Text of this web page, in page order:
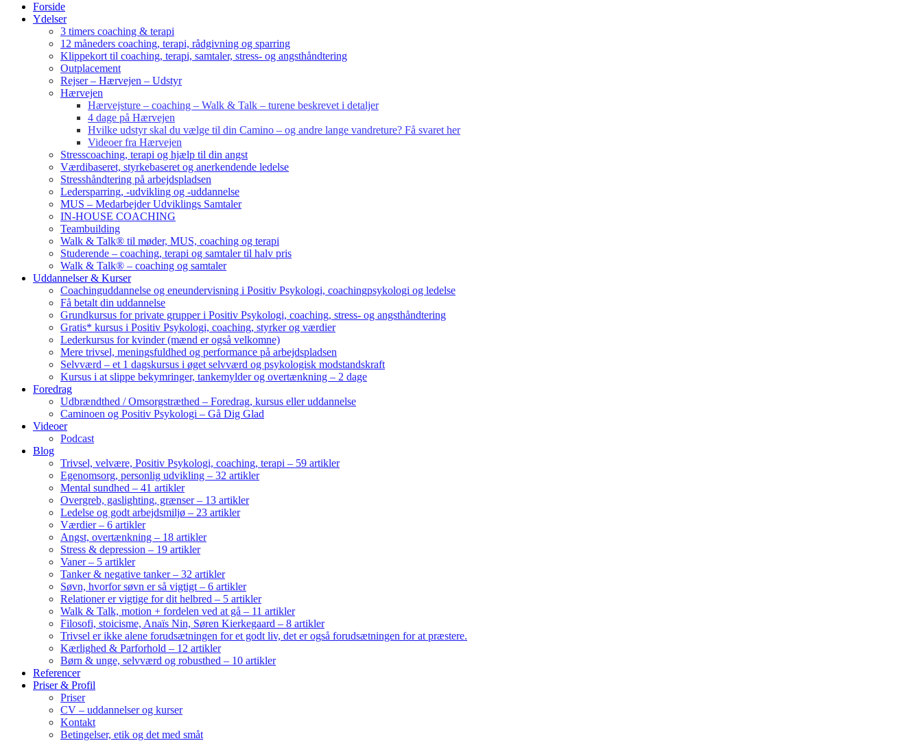
Forside
Ydelser
3 timers coaching & terapi
12 måneders coaching, terapi, rådgivning og sparring
Klippekort til coaching, terapi, samtaler, stress- og angsthåndtering
Outplacement
Rejser – Hærvejen – Udstyr
Hærvejen
Hærvejsture – coaching – Walk & Talk – turene beskrevet i detaljer
4 dage på Hærvejen
Hvilke udstyr skal du vælge til din Camino – og andre lange vandreture? Få svaret her
Videoer fra Hærvejen
Stresscoaching, terapi og hjælp til din angst
Værdibaseret, styrkebaseret og anerkendende ledelse
Stresshåndtering på arbejdspladsen
Ledersparring, -udvikling og -uddannelse
MUS – Medarbejder Udviklings Samtaler
IN-HOUSE COACHING
Teambuilding
Walk & Talk® til møder, MUS, coaching og terapi
Studerende – coaching, terapi og samtaler til halv pris
Walk & Talk® – coaching og samtaler
Uddannelser & Kurser
Coachinguddannelse og eneundervisning i Positiv Psykologi, coachingpsykologi og ledelse
Få betalt din uddannelse
Grundkursus for private grupper i Positiv Psykologi, coaching, stress- og angsthåndtering
Gratis* kursus i Positiv Psykologi, coaching, styrker og værdier
Lederkursus for kvinder (mænd er også velkomne)
Mere trivsel, meningsfuldhed og performance på arbejdspladsen
Selvværd – et 1 dagskursus i øget selvværd og psykologisk modstandskraft
Kursus i at slippe bekymringer, tankemylder og overtænkning – 2 dage
Foredrag
Udbrændthed / Omsorgstræthed – Foredrag, kursus eller uddannelse
Caminoen og Positiv Psykologi – Gå Dig Glad
Videoer
Podcast
Blog
Trivsel, velvære, Positiv Psykologi, coaching, terapi – 59 artikler
Egenomsorg, personlig udvikling – 32 artikler
Mental sundhed – 41 artikler
Overgreb, gaslighting, grænser – 13 artikler
Ledelse og godt arbejdsmiljø – 23 artikler
Værdier – 6 artikler
Angst, overtænkning – 18 artikler
Stress & depression – 19 artikler
Vaner – 5 artikler
Tanker & negative tanker – 32 artikler
Søvn, hvorfor søvn er så vigtigt – 6 artikler
Relationer er vigtige for dit helbred – 5 artikler
Walk & Talk, motion + fordelen ved at gå – 11 artikler
Filosofi, stoicisme, Anaïs Nin, Søren Kierkegaard – 8 artikler
Trivsel er ikke alene forudsætningen for et godt liv, det er også forudsætningen for at præstere.
Kærlighed & Parforhold – 12 artikler
Børn & unge, selvværd og robusthed – 10 artikler
Referencer
Priser & Profil
Priser
CV – uddannelser og kurser
Kontakt
Betingelser, etik og det med småt